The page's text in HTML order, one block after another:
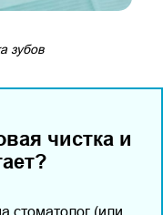
зубов
чистка и
стоматолог (или